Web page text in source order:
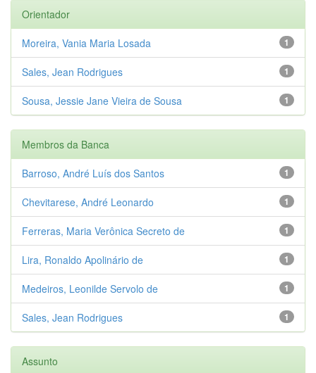
Orientador
1
Moreira, Vania Maria Losada
1
Sales, Jean Rodrigues
1
Sousa, Jessie Jane Vieira de Sousa
Membros da Banca
1
Barroso, André Luís dos Santos
1
Chevitarese, André Leonardo
1
Ferreras, Maria Verônica Secreto de
1
Lira, Ronaldo Apolinário de
1
Medeiros, Leonilde Servolo de
1
Sales, Jean Rodrigues
Assunto